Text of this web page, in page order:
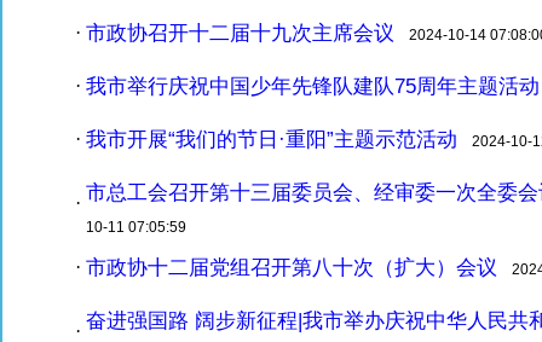
· 市政协召开十二届十九次主席会议 2024-10-14
· 我市举行庆祝中国少年先锋队建队75周年主题活动
· 我市开展“我们的节日·重阳”主题示范活动 2024-10-
· 市总工会召开第十三届委员会、经审委一次全委
10-11 07:05:59
· 市政协十二届党组召开第八十次（扩大）会议
· 奋进强国路 阔步新征程|我市举办庆祝中华人民共